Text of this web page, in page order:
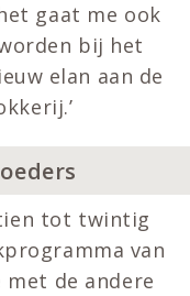
gaat me ook
bij het
elan aan de
tot twintig
van
met de andere